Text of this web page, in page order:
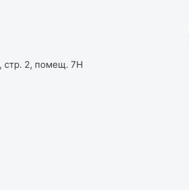
стр. 2, помещ. 7Н